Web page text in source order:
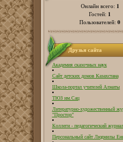
Онлайн всего: 1
Гостей: 1
Пользователей: 0
Друзья сайта
Академия сказочных наук
Сайт детских домов Казахстана
Школа-портал учителей Алматы
ТЮЗ им.Сац
Литературно-художественный
"Простор"
Коллеги - педагогический
Персональный сайт Людмилы